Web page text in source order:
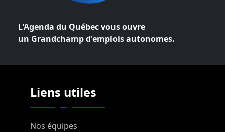
L'Agenda du Québec vous ouvre
un Grandchamp d'emplois autonomes.
Liens utiles
Nos équipes